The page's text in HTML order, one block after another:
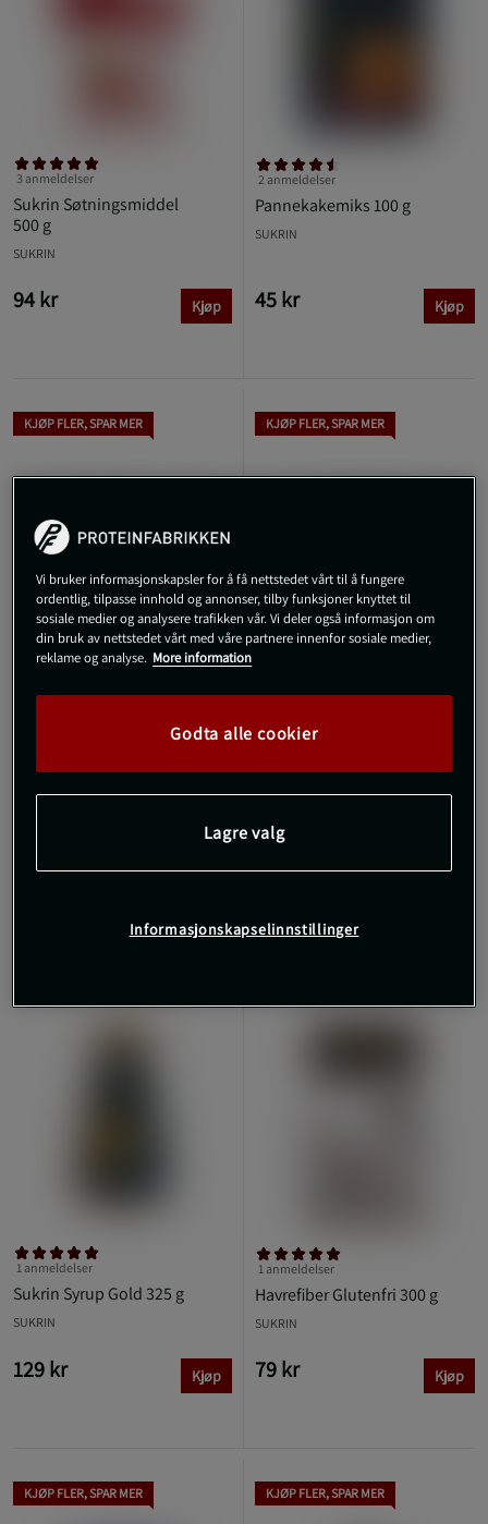
Sukrin Søtningsmiddel
500 g
3 anmeldelser
SUKRIN
94 kr Kjøp
Pannekakemiks 100 g
2 anmeldelser
SUKRIN
45 kr Kjøp
KJØP FLER, SPAR MER
Sukkererstatning 500 g
SUKRIN
KJØP FLER, SPAR MER
8 anmeldelser
49 kr
Sukrin Syrup Gold 325 g
1 anmeldelser
SUKRIN
129 kr Kjøp
Havrefiber Glutenfri 300 g
1 anmeldelser
SUKRIN
79 kr Kjøp
KJØP FLER, SPAR MER KJØP FLER, SPAR MER
Vi bruker informasjonskapsler for å få nettstedet vårt til å fungere
ordentlig, tilpasse innhold og annonser, tilby funksjoner knyttet til
sosiale medier og analysere trafikken vår. Vi deler også informasjon om
din bruk av nettstedet vårt med våre partnere innenfor sosiale medier,
reklame og analyse. More information
Godta alle cookier
Lagre valg
Informasjonskapselinnstillinger